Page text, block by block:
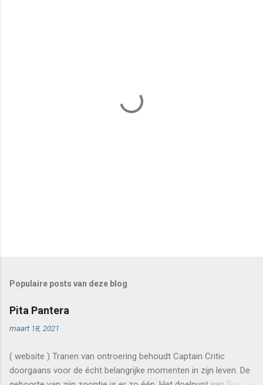
Populaire posts van deze blog
Pita Pantera
maart 18, 2021
( website ) Tranen van ontroering behoudt Captain Critic
doorgaans voor de écht belangrijke momenten in zijn leven. De